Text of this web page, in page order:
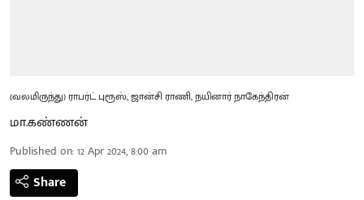
(வலமிருந்து) ராபர்ட் புரூஸ், ஜான்சி ராணி, நயினார் நாகேந்திரன்
மா.கண்ணன்
Published on:12 Apr 2024, 8:00 am
Share